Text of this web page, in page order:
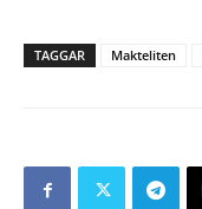
TAGGAR Makteliten